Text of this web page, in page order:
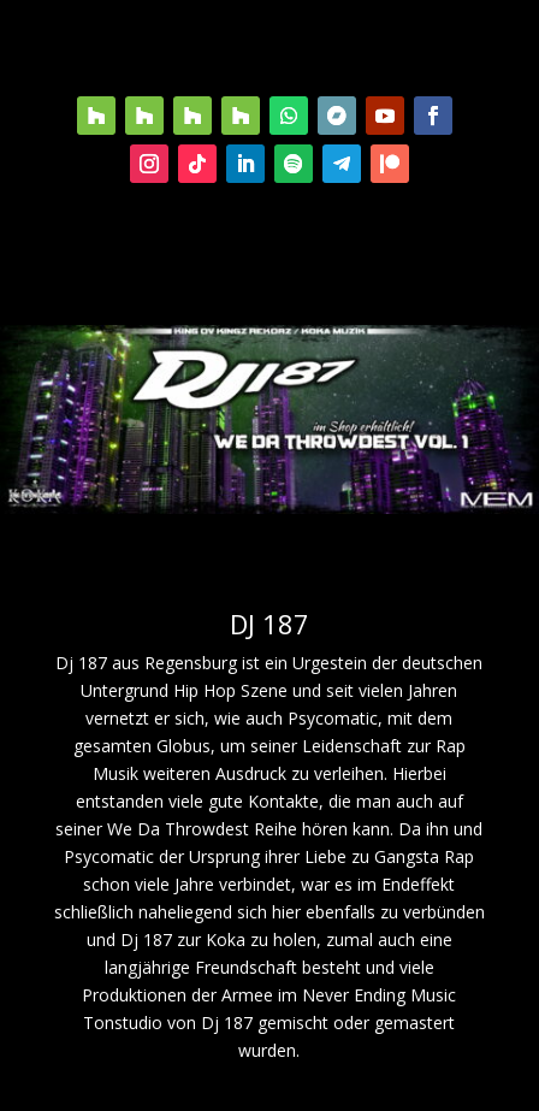
DJ 187
Dj 187 aus Regensburg ist ein Urgestein der deutschen
Untergrund Hip Hop Szene und seit vielen Jahren
vernetzt er sich, wie auch Psycomatic, mit dem
gesamten Globus, um seiner Leidenschaft zur Rap
Musik weiteren Ausdruck zu verleihen. Hierbei
entstanden viele gute Kontakte, die man auch auf
seiner We Da Throwdest Reihe hören kann. Da ihn und
Psycomatic der Ursprung ihrer Liebe zu Gangsta Rap
schon viele Jahre verbindet, war es im Endeffekt
schließlich naheliegend sich hier ebenfalls zu verbünden
und Dj 187 zur Koka zu holen, zumal auch eine
langjährige Freundschaft besteht und viele
Produktionen der Armee im Never Ending Music
Tonstudio von Dj 187 gemischt oder gemastert
wurden.